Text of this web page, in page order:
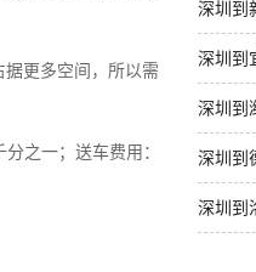
更多空间，所以需
之一；送车费用：